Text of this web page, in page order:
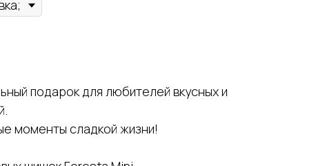
подарок для любителей вкусных и
моменты сладкой жизни!